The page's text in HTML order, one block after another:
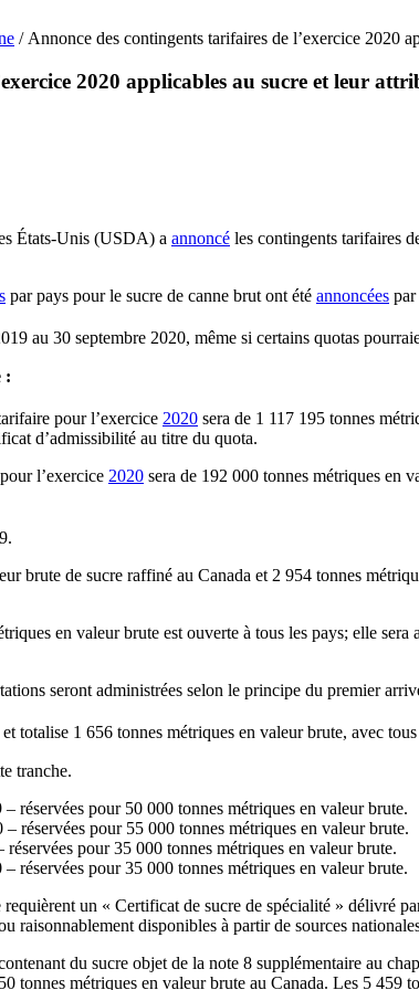
/ Annonce des contingents tarifaires de l’exercice 2020
2020 applicables au sucre et leur
États-Unis (USDA) a annoncé les contingents tarifaires
par pays pour le sucre de canne brut ont été annoncées
au 30 septembre 2020, même si certains quotas
:
pour l’exercice 2020 sera de 1 117 195 tonnes
d’admissibilité au titre du quota.
l’exercice 2020 sera de 192 000 tonnes métriques en
brute de sucre raffiné au Canada et 2 954 tonnes
en valeur brute est ouverte à tous les pays; elle
seront administrées selon le principe du premier
totalise 1 656 tonnes métriques en valeur brute, avec
tranche.
réservées pour 50 000 tonnes métriques en valeur brute.
réservées pour 55 000 tonnes métriques en valeur brute.
pour 35 000 tonnes métriques en valeur brute.
réservées pour 35 000 tonnes métriques en valeur brute.
un « Certificat de sucre de spécialité » délivré
raisonnablement disponibles à partir de sources
du sucre objet de la note 8 supplémentaire au
tonnes métriques en valeur brute au Canada. Les 5 459